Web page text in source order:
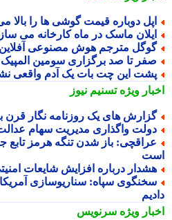
دوباره قیمت گوشی ها را بالا می
ماسک در ماه کارخانه می سازد!
مترجم هوش مصنوعی آفلاین
تا صد برگزاری سومین المپیک
این چت بات یک آدم واقعی
ویژهتسنیم نیوز
های یک روزنامه نگار قرن
واگذاری مدیریت سهام عدالت به
باز شدن تنگه هرمز تابع
درباره افزایش شایعات امنیتی
سپاه: سناریوسازی آمریکا
ویژهسرنویس